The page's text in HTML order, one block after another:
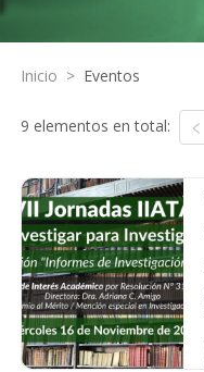
Inicio > Eventos
9 elementos en total: